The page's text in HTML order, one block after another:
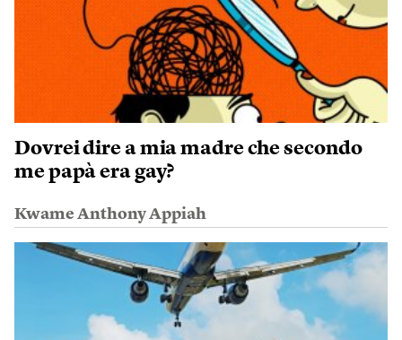
Dovrei dire a mia madre che secondo
me papà era gay?
Kwame Anthony Appiah